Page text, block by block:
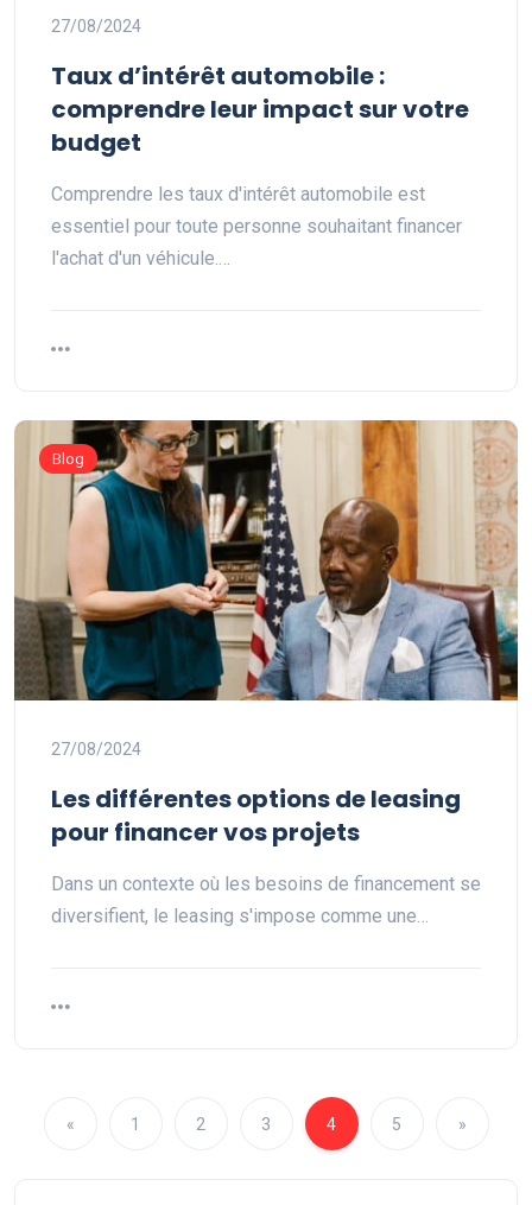
27/08/2024
Taux d’intérêt automobile :
comprendre leur impact sur votre
budget
Comprendre les taux d'intérêt automobile est
essentiel pour toute personne souhaitant financer
l'achat d'un véhicule.…
Blog
27/08/2024
Les différentes options de leasing
pour financer vos projets
Dans un contexte où les besoins de financement se
diversifient, le leasing s'impose comme une…
« 1 2 3 4 5 »